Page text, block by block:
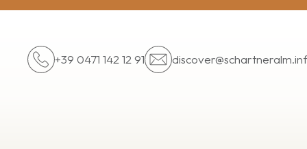
+39 0471 142 12 91 discover@